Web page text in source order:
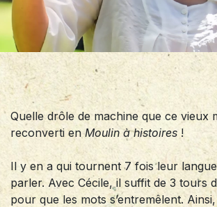
Quelle drôle de machine que ce vieux
reconverti enMoulin à histoires !
Il y en a qui tournent 7 fois leur
parler. Avec Cécile, il suffit de 3 tours
pour que les mots s’entremêlent.